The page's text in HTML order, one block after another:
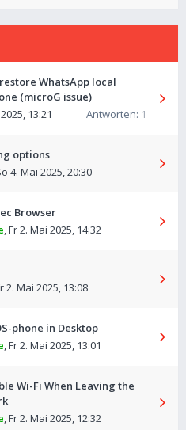
WhatsApp local
(microG issue)
Antworten: 1
13:21
options
4. Mai 2025, 20:30
Browser
,Fr 2. Mai 2025, 14:32
2. Mai 2025, 13:08
phone in Desktop
,Fr 2. Mai 2025, 13:01
Wi-Fi When Leaving the
,Fr 2. Mai 2025, 12:32